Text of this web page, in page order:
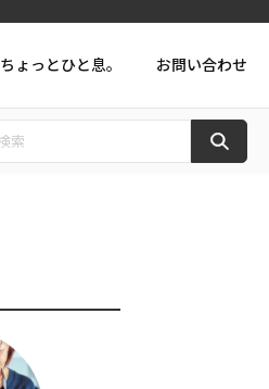
ちょっとひと息。 お問い合わせ